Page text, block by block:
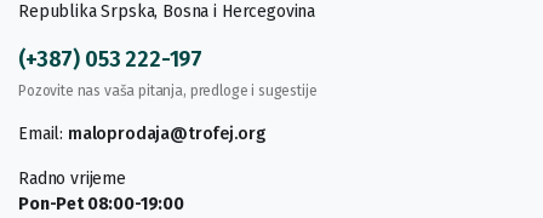
Republika Srpska, Bosna i Hercegovina
(+387) 053 222-197
Pozovite nas vaša pitanja, predloge i sugestije
Email: maloprodaja@trofej.org
Radno vrijeme
Pon-Pet 08:00-19:00